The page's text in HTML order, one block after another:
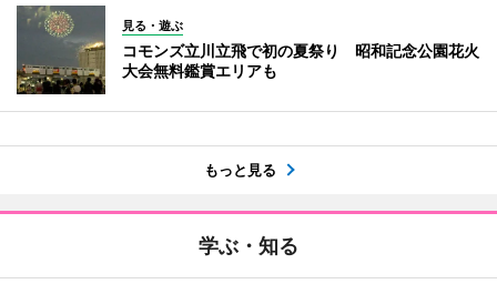
見る・遊ぶ
コモンズ立川立飛で初の夏祭り 昭和記念公園花火
大会無料鑑賞エリアも
もっと見る
学ぶ・知る